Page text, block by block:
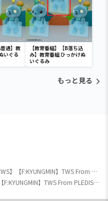
普通】教
いぐる
【教育番組】【B落ち込
み】教育番組 ひっかけぬ
いぐるみ
もっと見る
【TWS】【F:KYUNGMIN】TWS From PLEDIS ENTERTAINMENT みちっと！きらどるぬいぐるみ
【TWS】【F:KYUNGMIN】TWS From PLEDIS ENTERTAINMENT みちっと！きらどるぬいぐるみ